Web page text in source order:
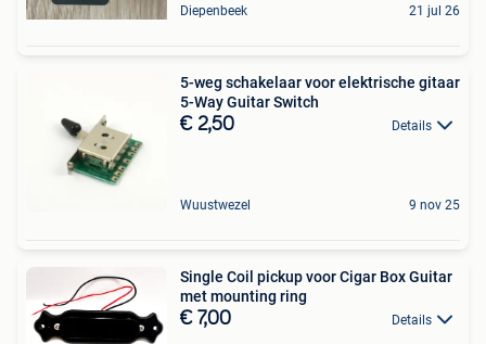
Diepenbeek 21 jul 26
5-weg schakelaar voor elektrische gitaar
5-Way Guitar Switch
€ 2,50 Details
Wuustwezel 9 nov 25
Single Coil pickup voor Cigar Box Guitar
met mounting ring
€ 7,00 Details